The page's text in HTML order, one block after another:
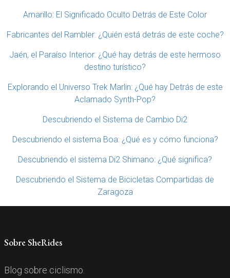
Amarillo: El Significado Oculto Detrás de Este Color
Fabricantes del Rambler: ¿Quién está detrás de este coche?
Jaén, el Paraíso Interior: ¿Qué hay detrás de este hermoso
destino turístico?
Explorando el Universo Trek Marlin: ¿Qué hay Detrás de este
Aclamado Synth-Pop?
Descubriendo el Sistema de Cambio Di2
Descubriendo el sistema Boa: ¿Qué es y cómo funciona?
Descubriendo el sistema Di2 Shimano: ¿Qué significa?
Descubriendo el Sistema de Bicicletas Compartidas de
Zaragoza
Sobre SheRides
Blog sobre ciclismo.